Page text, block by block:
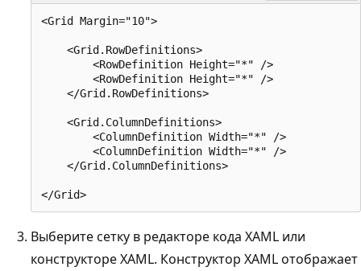
<Grid Margin="10">
    <Grid.RowDefinitions>
        <RowDefinition Height="*" />
        <RowDefinition Height="*" />
    </Grid.RowDefinitions>
    <Grid.ColumnDefinitions>
        <ColumnDefinition Width="*" />
        <ColumnDefinition Width="*" />
    </Grid.ColumnDefinitions>
Выберите сетку в редакторе кода XAML или
конструкторе XAML. Конструктор XAML отображает